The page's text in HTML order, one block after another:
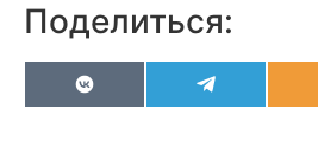
Поделиться:
VK